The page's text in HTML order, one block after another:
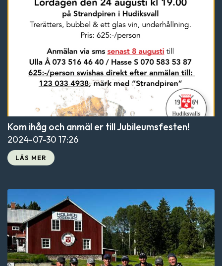
Kom ihåg och anmäl er till Jubileumsfesten!
2024-07-30 17:26
LÄS MER